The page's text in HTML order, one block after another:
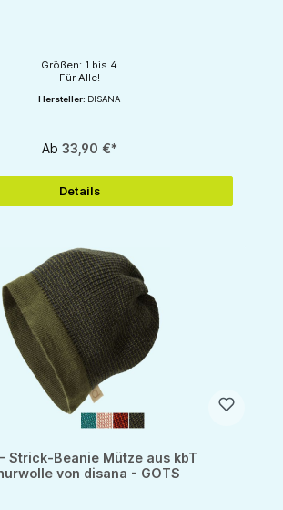
Größen: 1 bis 4
Für Alle!
Hersteller: DISANA
Ab 33,90 €*
Details
Strick-Beanie Mütze aus kbT
von disana - GOTS